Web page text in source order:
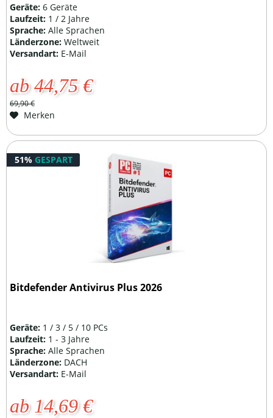
Geräte:6 Geräte
Laufzeit: 1 / 2 Jahre
Sprache:Alle Sprachen
Länderzone:Weltweit
Versandart: E-Mail
ab 44,75 €
69,90 €
Merken
51% GESPART
Bitdefender Antivirus Plus 2026
Geräte: 1 / 3 / 5 / 10 PCs
Laufzeit: 1 - 3 Jahre
Sprache:Alle Sprachen
Länderzone: DACH
Versandart: E-Mail
ab 14,69 €